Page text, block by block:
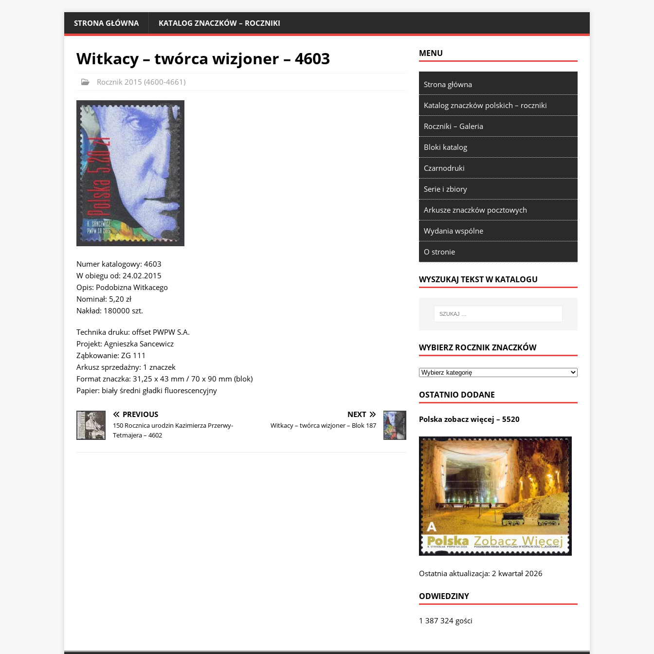
STRONA GŁÓWNA KATALOG ZNACZKÓW – ROCZNIKI
Witkacy – twórca wizjoner – 4603
Rocznik 2015 (4600-4661)
Numer katalogowy: 4603
W obiegu od: 24.02.2015
Opis: Podobizna Witkacego
Nominał: 5,20 zł
Nakład: 180000 szt.
Technika druku: offset PWPW S.A.
Projekt: Agnieszka Sancewicz
Ząbkowanie: ZG 111
Arkusz sprzedażny: 1 znaczek
Format znaczka: 31,25 x 43 mm / 70 x 90 mm (blok)
Papier: biały średni gładki fluorescencyjny
PREVIOUS
150 Rocznica urodzin Kazimierza Przerwy-
Tetmajera – 4602
NEXT
Witkacy – twórca wizjoner – Blok 187
MENU
Strona główna
Katalog znaczków polskich – roczniki
Roczniki – Galeria
Bloki katalog
Czarnodruki
Serie i zbiory
Arkusze znaczków pocztowych
Wydania wspólne
O stronie
WYSZUKAJ TEKST W KATALOGU
WYBIERZ ROCZNIK ZNACZKÓW
OSTATNIO DODANE
Polska zobacz więcej – 5520
Ostatnia aktualizacja: 2 kwartał 2026
ODWIEDZINY
1 387 324 gości